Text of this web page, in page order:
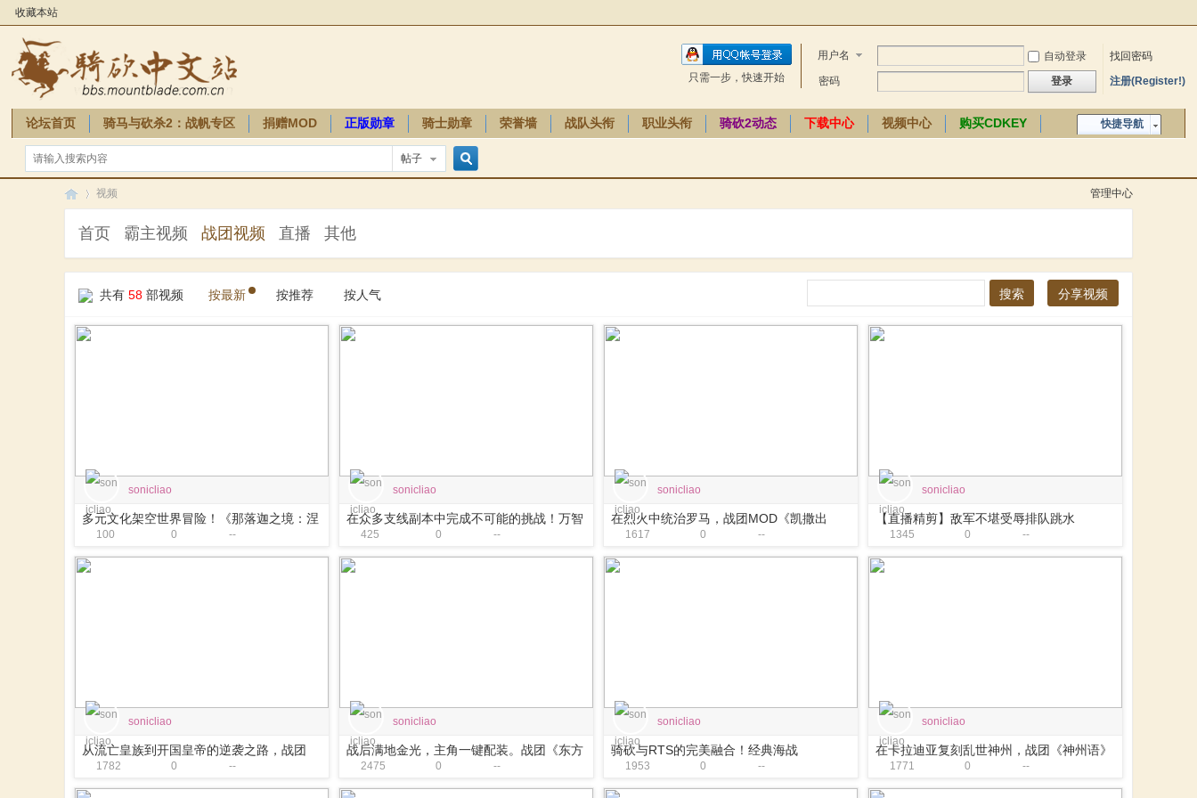
收藏本站
用户名 自动登录
找回密码
密码
登录 注册(Register!)
只需一步，快速开始
快捷导航
论坛首页 骑马与砍杀2：战帆专区 捐赠MOD 正版勋章 骑士勋章 荣誉墙 战队头衔 职业头衔 骑砍2动态 下载中心 视频中心
购买CDKEY
骑砍周边
帖子
索
骑 »
视频 管理中心
首页 霸主视频 战团视频 直播 其他
共有 58部视频 按最新 按推荐 按人气 搜索 分享视频
sonicliao
多元文化架空世界冒险！《那落迦之境：涅
槃歌》再度更新！
100 0 --
sonicliao
在众多支线副本中完成不可能的挑战！万智
牌背景的战团MOD《瓦斯纳世界》上线！
425 0 --
sonicliao
在烈火中统治罗马，战团MOD《凯撒出
征》汉化上线
1617 0 --
sonicliao
【直播精剪】敌军不堪受辱排队跳水
1345 0 --
sonicliao
从流亡皇族到开国皇帝的逆袭之路，战团
MOD《日暮西山》更新！
1782 0 --
sonicliao
战后满地金光，主角一键配装。战团《东方
1135》游戏体验大升级！
2475 0 --
sonicliao
骑砍与RTS的完美融合！经典海战
MOD《赛瑞米林》再迎史诗级更新
1953 0 --
sonicliao
在卡拉迪亚复刻乱世神州，战团《神州语》
测试版发布
1771 0 --